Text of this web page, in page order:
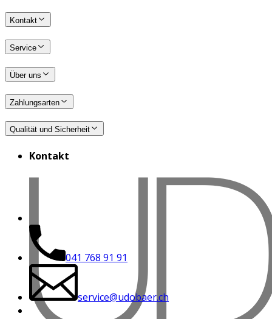
Kontakt
Service
Über uns
Zahlungsarten
Qualität und Sicherheit
Kontakt
041 768 91 91
service@udobaer.ch